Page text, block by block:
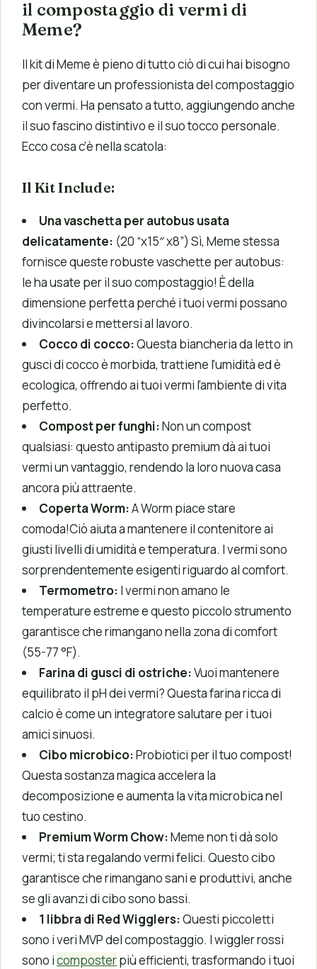
il compostaggio di vermi di
Meme?
Il kit di Meme è pieno di tutto ciò di cui hai bisogno
per diventare un professionista del compostaggio
con vermi. Ha pensato a tutto, aggiungendo anche
il suo fascino distintivo e il suo tocco personale.
Ecco cosa c’è nella scatola:
Il Kit Include:
Una vaschetta per autobus usata
delicatamente: (20 “x15″ x8”) Sì, Meme stessa
fornisce queste robuste vaschette per autobus:
le ha usate per il suo compostaggio! È della
dimensione perfetta perché i tuoi vermi possano
divincolarsi e mettersi al lavoro.
Cocco di cocco:Questa biancheria da letto in
gusci di cocco è morbida, trattiene l’umidità ed è
ecologica, offrendo ai tuoi vermi l’ambiente di vita
perfetto.
Compost per funghi:Non un compost
qualsiasi: questo antipasto premium dà ai tuoi
vermi un vantaggio, rendendo la loro nuova casa
ancora più attraente.
Coperta Worm:A Worm piace stare
comoda!Ciò aiuta a mantenere il contenitore ai
giusti livelli di umidità e temperatura. I vermi sono
sorprendentemente esigenti riguardo al comfort.
Termometro: I vermi non amano le
temperature estreme e questo piccolo strumento
garantisce che rimangano nella zona di comfort
(55-77 °F).
Farina di gusci di ostriche:Vuoi mantenere
equilibrato il pH dei vermi? Questa farina ricca di
calcio è come un integratore salutare per i tuoi
amici sinuosi.
Cibo microbico:Probiotici per il tuo compost!
Questa sostanza magica accelera la
decomposizione e aumenta la vita microbica nel
tuo cestino.
Premium Worm Chow:Meme non ti dà solo
vermi; ti sta regalando vermi felici. Questo cibo
garantisce che rimangano sani e produttivi, anche
se gli avanzi di cibo sono bassi.
1 libbra di Red Wigglers:Questi piccoletti
sono i veri MVP del compostaggio. I wiggler rossi
sono icomposterpiù efficienti, trasformando i tuoi